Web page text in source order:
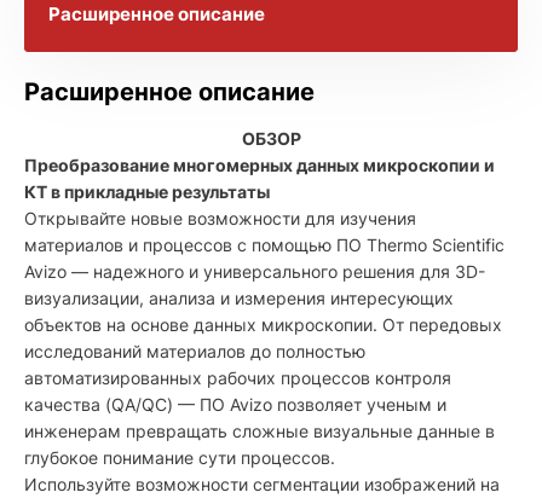
Расширенное описание
Расширенное описание
ОБЗОР
Преобразование многомерных данных микроскопии и
КТ в прикладные результаты
Открывайте новые возможности для изучения
материалов и процессов с помощью ПО Thermo Scientific
Avizo — надежного и универсального решения для 3D-
визуализации, анализа и измерения интересующих
объектов на основе данных микроскопии. От передовых
исследований материалов до полностью
автоматизированных рабочих процессов контроля
качества (QA/QC) — ПО Avizo позволяет ученым и
инженерам превращать сложные визуальные данные в
глубокое понимание сути процессов.
Используйте возможности сегментации изображений на